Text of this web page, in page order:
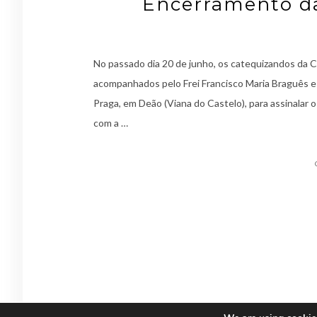
No passado dia 20 de junho, os catequizandos da
acompanhados pelo Frei Francisco Maria
Praga, em Deão (Viana do Castelo), para
com a …